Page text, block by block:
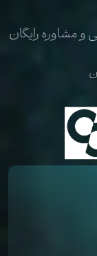
و مشاوره رایگان